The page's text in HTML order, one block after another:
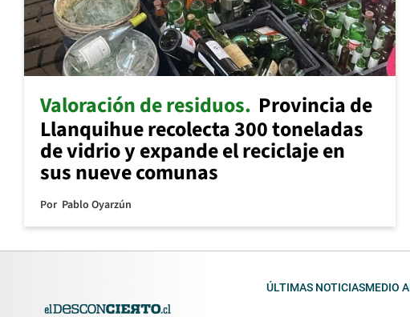
Valoración de residuos Provincia de
Llanquihue recolecta 300 toneladas
de vidrio y expande el reciclaje en
sus nueve comunas
Por Pablo Oyarzún
ÚLTIMAS NOTICIASMEDIO